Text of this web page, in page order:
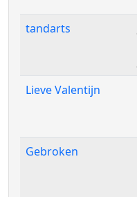
tandarts
Lieve Valentijn
Gebroken